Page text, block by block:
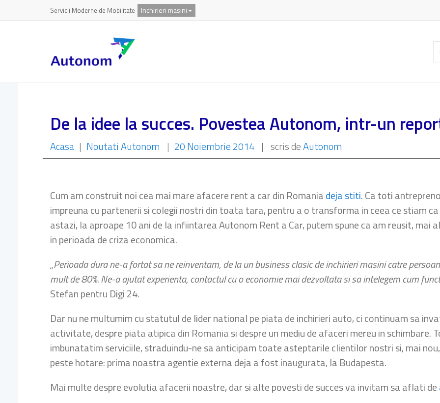
Servicii Moderne de Mobilitate Inchirieri masini
De la idee la succes. Povestea Autonom, intr-un
Acasa | Noutati Autonom | 20 Noiembrie 2014 | scris deAutonom
Cum am construit noi cea mai mare afacere rent a car din Romaniadeja stiti. Ca toti
impreuna cu partenerii si colegii nostri din toata tara, pentru a o transforma in ceea ce stiam
astazi, la aproape 10 ani de la infiintarea Autonom Rent a Car, putem spune ca am reusit, mai
in perioada de criza economica.
„Perioada dura ne-a fortat sa ne reinventam, de la un business clasic de inchirieri masini catre
mult de 80%. Ne-a ajutat experienta, contactul cu o economie mai dezvoltata si sa intelegem cum
Stefan pentru Digi 24.
Dar nu ne multumim cu statutul de lider national pe piata de inchirieri auto, ci continuam sa
activitate, despre piata atipica din Romania si despre un mediu de afaceri mereu in schimbare.
imbunatatim serviciile, straduindu-ne sa anticipam toate asteptarile clientilor nostri si, mai
peste hotare: prima noastra agentie externa deja a fost inaugurata, la Budapesta.
Mai multe despre evolutia afacerii noastre, dar si alte povesti de succes va invitam sa aflati de